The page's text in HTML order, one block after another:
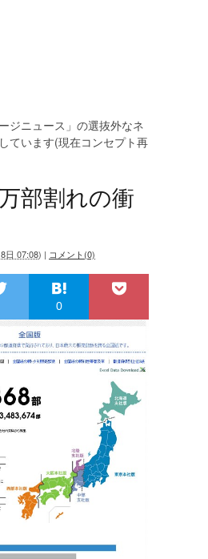
ジニュース」の選抜外なネ
ています(現在コンセプト再
部割れの衝
日 07:08) | コメント(0)
0